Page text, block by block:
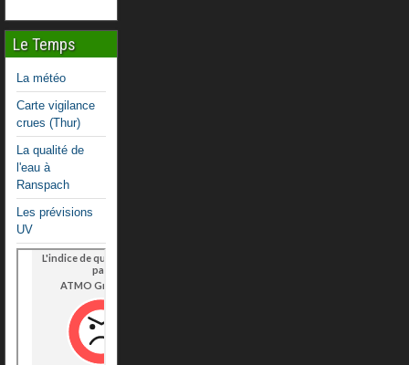
Le Temps
La météo
Carte vigilance
crues (Thur)
La qualité de
l'eau à
Ranspach
Les prévisions
UV